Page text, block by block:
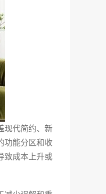
现代简约、新
功能分区和收
致成本上升或